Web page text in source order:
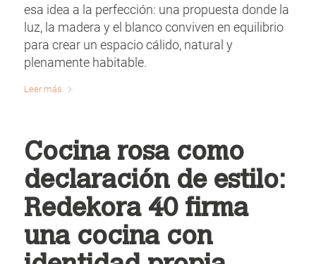
esa idea a la perfección: una propuesta donde la
luz, la madera y el blanco conviven en equilibrio
para crear un espacio cálido, natural y
plenamente habitable.
Leer más
Cocina rosa como
declaración de estilo:
Redekora 40 firma
una cocina con